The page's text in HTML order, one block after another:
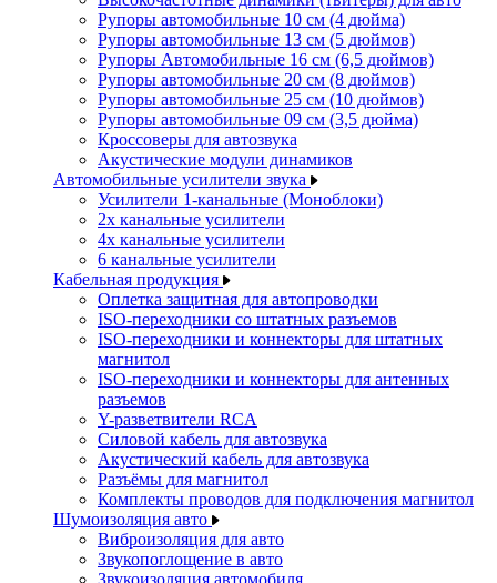
Рупоры автомобильные 10 см (4 дюйма)
Рупоры автомобильные 13 см (5 дюймов)
Рупоры Автомобильные 16 см (6,5 дюймов)
Рупоры автомобильные 20 см (8 дюймов)
Рупоры автомобильные 25 см (10 дюймов)
Рупоры автомобильные 09 см (3,5 дюйма)
Кроссоверы для автозвука
Акустические модули динамиков
Автомобильные усилители звука
Усилители 1-канальные (Моноблоки)
2х канальные усилители
4х канальные усилители
6 канальные усилители
Кабельная продукция
Оплетка защитная для автопроводки
ISO-переходники со штатных разъемов
ISO-переходники и коннекторы для штатных
магнитол
ISO-переходники и коннекторы для антенных
разъемов
Y-разветвители RCA
Силовой кабель для автозвука
Акустический кабель для автозвука
Разъёмы для магнитол
Комплекты проводов для подключения магнитол
Шумоизоляция авто
Виброизоляция для авто
Звукопоглощение в авто
Звукоизоляция автомобиля